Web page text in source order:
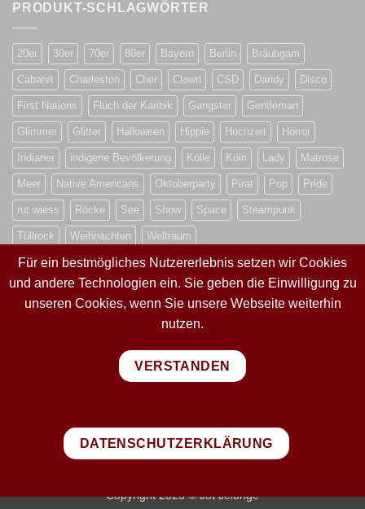
PRODUKT-SCHLAGWÖRTER
20er 30er 70er 80er Bayern Berlin Bräutigam
Cabaret Charleston Cher Clown CSD Dandy Disco
First Nations Fluch der Karibik Gangster Gentleman
Glimmer Glitter Halloween Hippie Hochzeit Horror
Indianer indigene Bevölkerung Kölle Köln Lady Matrose
Meer Native Americans Oktoberparty Pirat Pop Pride
rut wiess Röcke See Show Space Steampunk
Tüllrock Weihnachten Weltraum
VERTRAG WIDERRUFEN
IMPRESSUM WIDERRUFSBELEHRUNG
AGB
DATENSCHUTZERKLÄRUNG
VERSANDKOSTEN
Copyright 2026 © Jot Jelunge
Für ein bestmögliches Nutzererlebnis setzen wir Cookies
und andere Technologien ein. Sie geben die Einwilligung zu
unseren Cookies, wenn Sie unsere Webseite weiterhin
nutzen.
VERSTANDEN
DATENSCHUTZERKLÄRUNG